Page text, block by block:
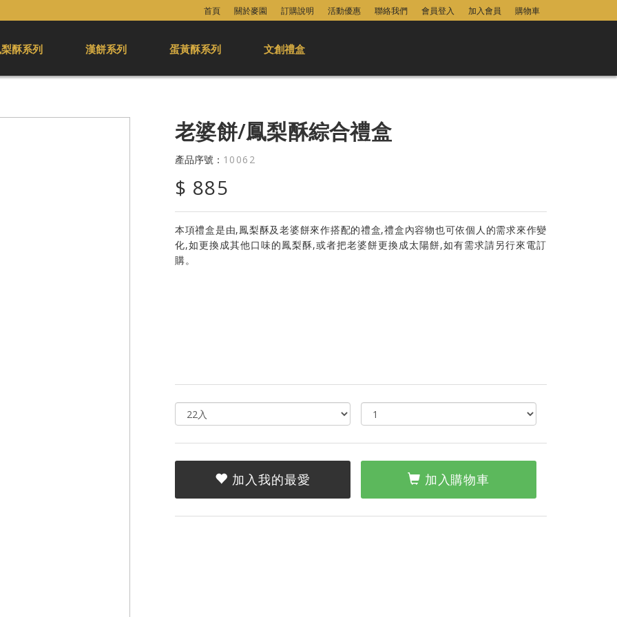
購物車
加入會員
會員登入
聯絡我們
活動優惠
訂購說明
關於麥園
首頁
酥系列 漢餅系列 蛋黃酥系列 文創禮盒
老婆餅/鳳梨酥綜合禮盒
產品序號： 10062
$ 885
本項禮盒是由,鳳梨酥及老婆餅來作搭配的禮盒,禮盒內容物也可依個人的需求來作變
化,如更換成其他口味的鳳梨酥,或者把老婆餅更換成太陽餅,如有需求請另行來電訂
購。
加入我的最愛 加入購物車